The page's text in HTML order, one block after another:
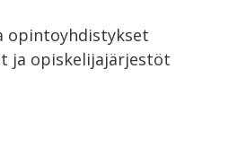
opintoyhdistykset
ja opiskelijajärjestöt